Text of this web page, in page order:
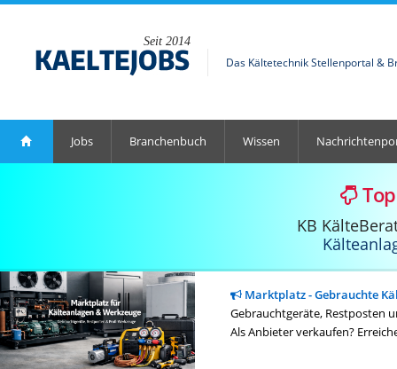
Seit 2014
Das Kältetechnik Stellenportal &
Jobs Branchenbuch Wissen
KB
Marktplatz - Gebrauchte
Gebrauchtgeräte, Restposten
Als Anbieter verkaufen?